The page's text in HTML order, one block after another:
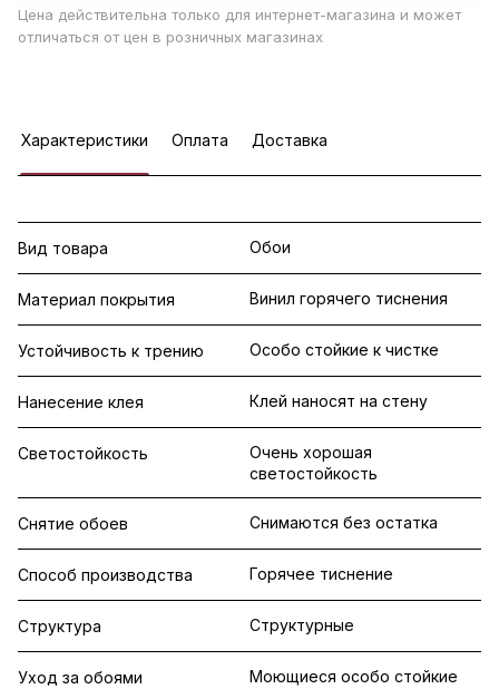
Цена действительна только для интернет-магазина и может
отличаться от цен в розничных магазинах
Характеристики Оплата Доставка
Вид товара Обои
Материал покрытия Винил горячего тиснения
Устойчивость к трению Особо стойкие к чистке
Нанесение клея Клей наносят на стену
Светостойкость
Очень хорошая
светостойкость
Снятие обоев Снимаются без остатка
Способ производства Горячее тиснение
Структура Структурные
Уход за обоями Моющиеся особо стойкие